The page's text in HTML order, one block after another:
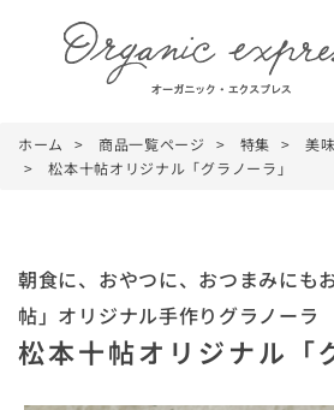
ホーム 商品一覧ページ 特集
美
松本十帖オリジナル「グラノーラ」
朝食に、おやつに、おつまみにも
帖」オリジナル手作りグラノーラ
松本十帖オリジナル「